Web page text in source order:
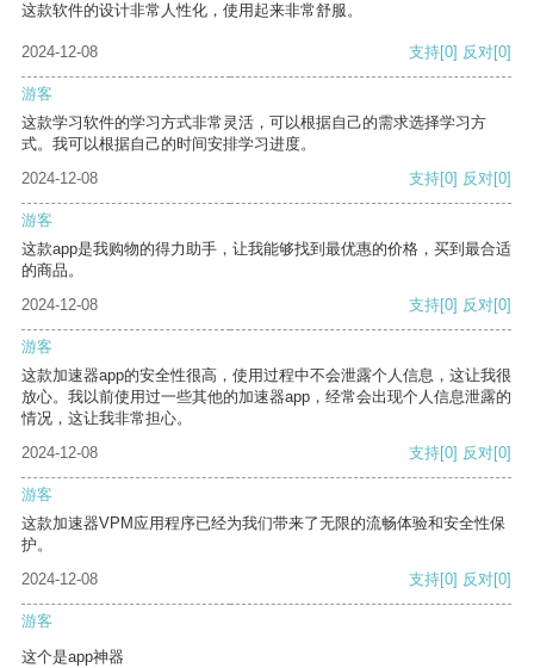
这款软件的设计非常人性化，使用起来非常舒服。
2024-12-08 支持[0] 反对[0]
游客
这款学习软件的学习方式非常灵活，可以根据自己的需求选择学习方
式。我可以根据自己的时间安排学习进度。
2024-12-08
支持[0] 反对[0]
游客
这款app是我购物的得力助手，让我能够找到最优惠的价格，买到最合适
的商品。
2024-12-08
支持[0] 反对[0]
游客
这款加速器app的安全性很高，使用过程中不会泄露个人信息，这让我很
放心。我以前使用过一些其他的加速器app，经常会出现个人信息泄露的
情况，这让我非常担心。
2024-12-08
支持[0] 反对[0]
游客
这款加速器VPM应用程序已经为我们带来了无限的流畅体验和安全性保
护。
2024-12-08
支持[0] 反对[0]
游客
这个是app神器